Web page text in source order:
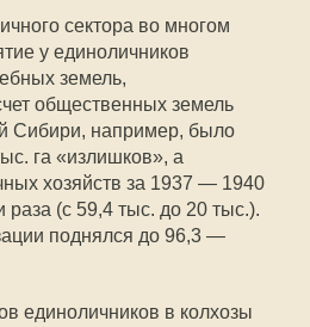
сектора во многом
у единоличников
земель,
общественных земель
Сибири, например, было
га «излишков», а
хозяйств за 1937 — 1940
раза (с 59,4 тыс. до 20 тыс.).
поднялся до 96,3 —
единоличников в колхозы